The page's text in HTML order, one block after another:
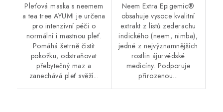
Pleťová maska s neemem
a tea tree AYUMI je určena
pro intenzivní péči o
normální i mastnou pleť.
Pomáhá šetrně čistit
pokožku, odstraňovat
přebytečný maz a
zanechává pleť svěží...
Neem Extra Epigemic®
obsahuje vysoce kvalitní
extrakt z listů zederachu
indického (neem, nimba),
jedné z nejvýznamnějších
rostlin ájurvédské
medicíny. Podporuje
přirozenou...